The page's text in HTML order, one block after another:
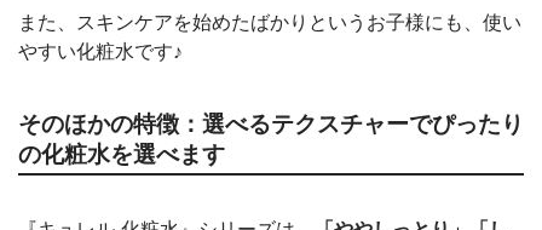
また、スキンケアを始めたばかりというお子様にも、使い
やすい化粧水です♪
そのほかの特徴：選べるテクスチャーでぴったり
の化粧水を選べます